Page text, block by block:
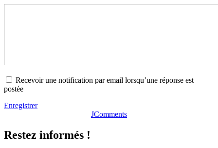
Recevoir une notification par email lorsqu’une réponse est
postée
Enregistrer
JComments
Restez informés !